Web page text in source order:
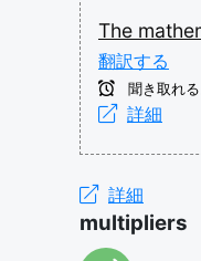
The
翻訳する
聞き取れ
詳細
詳細
multipliers